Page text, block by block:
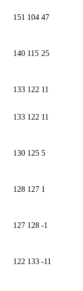
151 104 47
140 115 25
133 122 11
133 122 11
130 125 5
128 127 1
127 128 -1
122 133 -11